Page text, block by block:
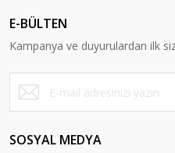
E-BÜLTEN
Kampanya ve duyurulardan ilk
SOSYAL MEDYA